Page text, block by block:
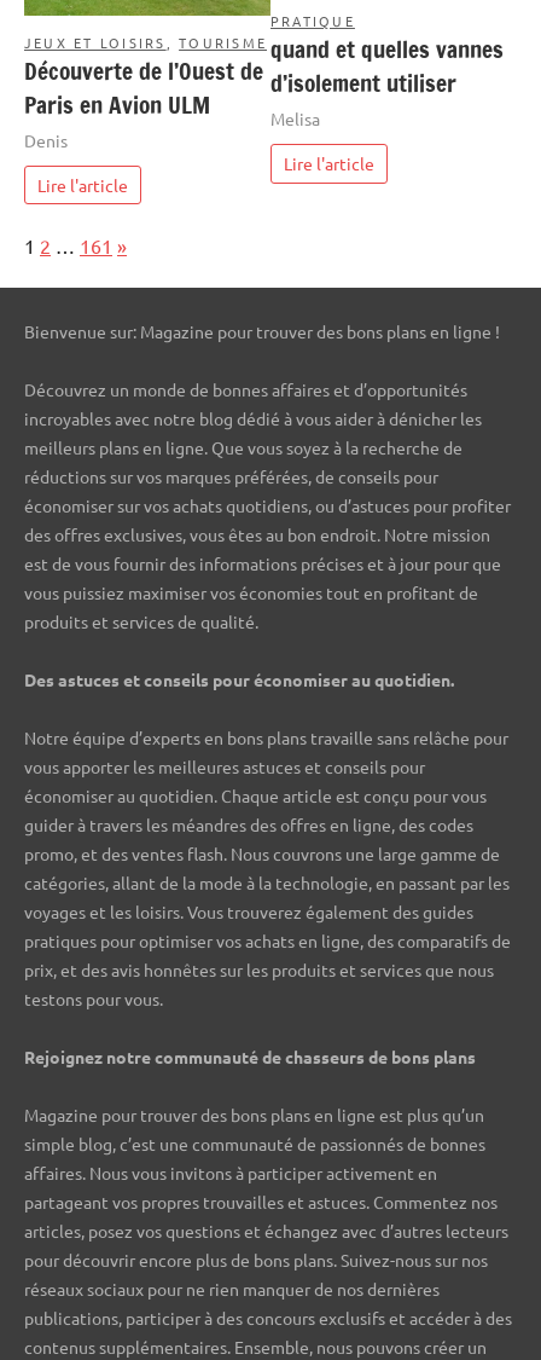
JEUX ET LOISIRS ,TOURISME
Découverte de l’Ouest de
Paris en Avion ULM
Denis
Lire l'article
PRATIQUE
quand et quelles vannes
d’isolement utiliser
Melisa
Lire l'article
Page:
1 2 … 161 Next
»
Bienvenue sur: Magazine pour trouver des bons plans en ligne !
Découvrez un monde de bonnes affaires et d’opportunités
incroyables avec notre blog dédié à vous aider à dénicher les
meilleurs plans en ligne. Que vous soyez à la recherche de
réductions sur vos marques préférées, de conseils pour
économiser sur vos achats quotidiens, ou d’astuces pour profiter
des offres exclusives, vous êtes au bon endroit. Notre mission
est de vous fournir des informations précises et à jour pour que
vous puissiez maximiser vos économies tout en profitant de
produits et services de qualité.
Des astuces et conseils pour économiser au quotidien.
Notre équipe d’experts en bons plans travaille sans relâche pour
vous apporter les meilleures astuces et conseils pour
économiser au quotidien. Chaque article est conçu pour vous
guider à travers les méandres des offres en ligne, des codes
promo, et des ventes flash. Nous couvrons une large gamme de
catégories, allant de la mode à la technologie, en passant par les
voyages et les loisirs. Vous trouverez également des guides
pratiques pour optimiser vos achats en ligne, des comparatifs de
prix, et des avis honnêtes sur les produits et services que nous
testons pour vous.
Rejoignez notre communauté de chasseurs de bons plans ️
Magazine pour trouver des bons plans en ligne est plus qu’un
simple blog, c’est une communauté de passionnés de bonnes
affaires. Nous vous invitons à participer activement en
partageant vos propres trouvailles et astuces. Commentez nos
articles, posez vos questions et échangez avec d’autres lecteurs
pour découvrir encore plus de bons plans. Suivez-nous sur nos
réseaux sociaux pour ne rien manquer de nos dernières
publications, participer à des concours exclusifs et accéder à des
contenus supplémentaires. Ensemble, nous pouvons créer un